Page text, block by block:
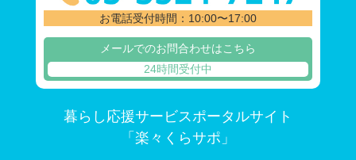
お電話受付時間：10:00〜17:00
メールでのお問合わせはこちら
24時間受付中
暮らし応援サービスポータルサイト
「楽々くらサポ」